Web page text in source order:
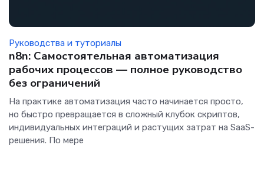
Руководства и туториалы
n8n: Самостоятельная автоматизация
рабочих процессов — полное руководство
без ограничений
На практике автоматизация часто начинается просто,
но быстро превращается в сложный клубок скриптов,
индивидуальных интеграций и растущих затрат на SaaS-
решения. По мере